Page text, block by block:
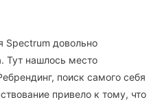
Spectrum довольно
Тут нашлось место
поиск самого себя
привело к тому, что